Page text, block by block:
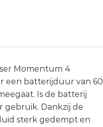
Momentum 4
een batterijduur van 60
Is de batterij
gebruik. Dankzij de
sterk gedempt en